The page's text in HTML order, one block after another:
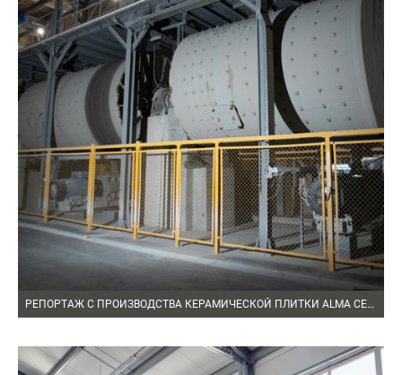
РЕПОРТАЖ С ПРОИЗВОДСТВА КЕРАМИЧЕСКОЙ ПЛИТКИ ALMA CERAMICA